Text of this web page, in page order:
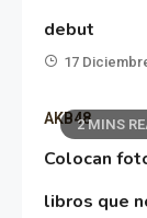
debut
17
2 MINS
AKB48
Colocan
libros que